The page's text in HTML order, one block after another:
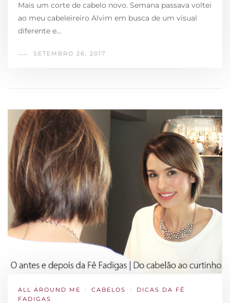
Mais um corte de cabelo novo. Semana passava voltei
ao meu cabeleireiro Alvim em busca de um visual
diferente e…
SETEMBRO 26, 2017
ALL AROUND ME / CABELOS /
DICAS DA FÊ
FADIGAS